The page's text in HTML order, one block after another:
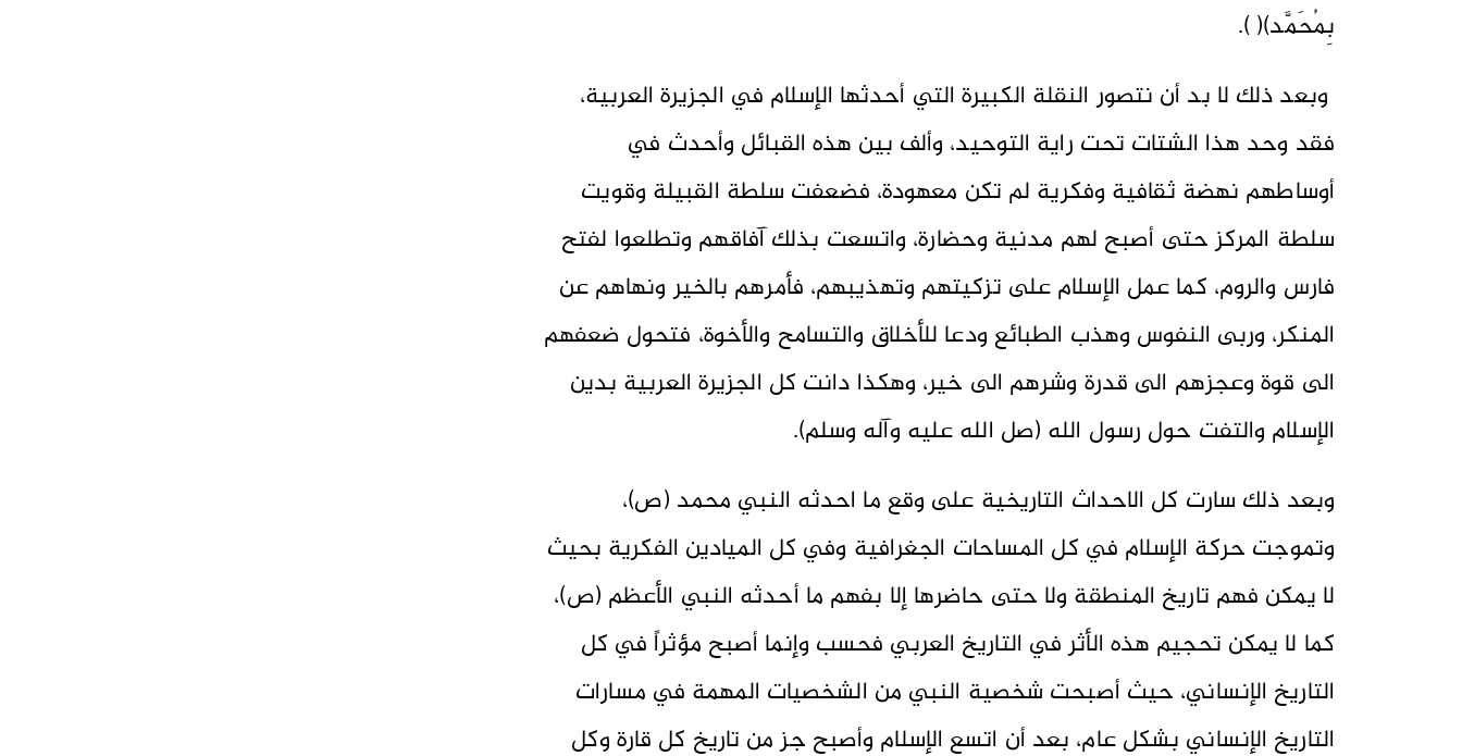
بِمُحَمَّد)( ).
وبعد ذلك لا بد أن نتصور النقلة الكبيرة التي أحدثها الإسلام في الجزيرة العربية،
فقد وحد هذا الشتات تحت راية التوحيد، وألف بين هذه القبائل وأحدث في
أوساطهم نهضة ثقافية وفكرية لم تكن معهودة، فضعفت سلطة القبيلة وقويت
سلطة المركز حتى أصبح لهم مدنية وحضارة، واتسعت بذلك آفاقهم وتطلعوا لفتح
فارس والروم، كما عمل الإسلام على تزكيتهم وتهذيبهم، فأمرهم بالخير ونهاهم عن
المنكر، وربى النفوس وهذب الطبائع ودعا للأخلاق والتسامح والأخوة، فتحول ضعفهم
الى قوة وعجزهم الى قدرة وشرهم الى خير، وهكذا دانت كل الجزيرة العربية بدين
الإسلام والتفت حول رسول الله (صل الله عليه وآله وسلم).
وبعد ذلك سارت كل الاحداث التاريخية على وقع ما احدثه النبي محمد (ص)،
وتموجت حركة الإسلام في كل المساحات الجغرافية وفي كل الميادين الفكرية بحيث
لا يمكن فهم تاريخ المنطقة ولا حتى حاضرها إلا بفهم ما أحدثه النبي الأعظم (ص)،
كما لا يمكن تحجيم هذه الأثر في التاريخ العربي فحسب وإنما أصبح مؤثراً في كل
التاريخ الإنساني، حيث أصبحت شخصية النبي من الشخصيات المهمة في مسارات
التاريخ الإنساني بشكل عام، بعد أن اتسع الإسلام وأصبح جز من تاريخ كل قارة وكل